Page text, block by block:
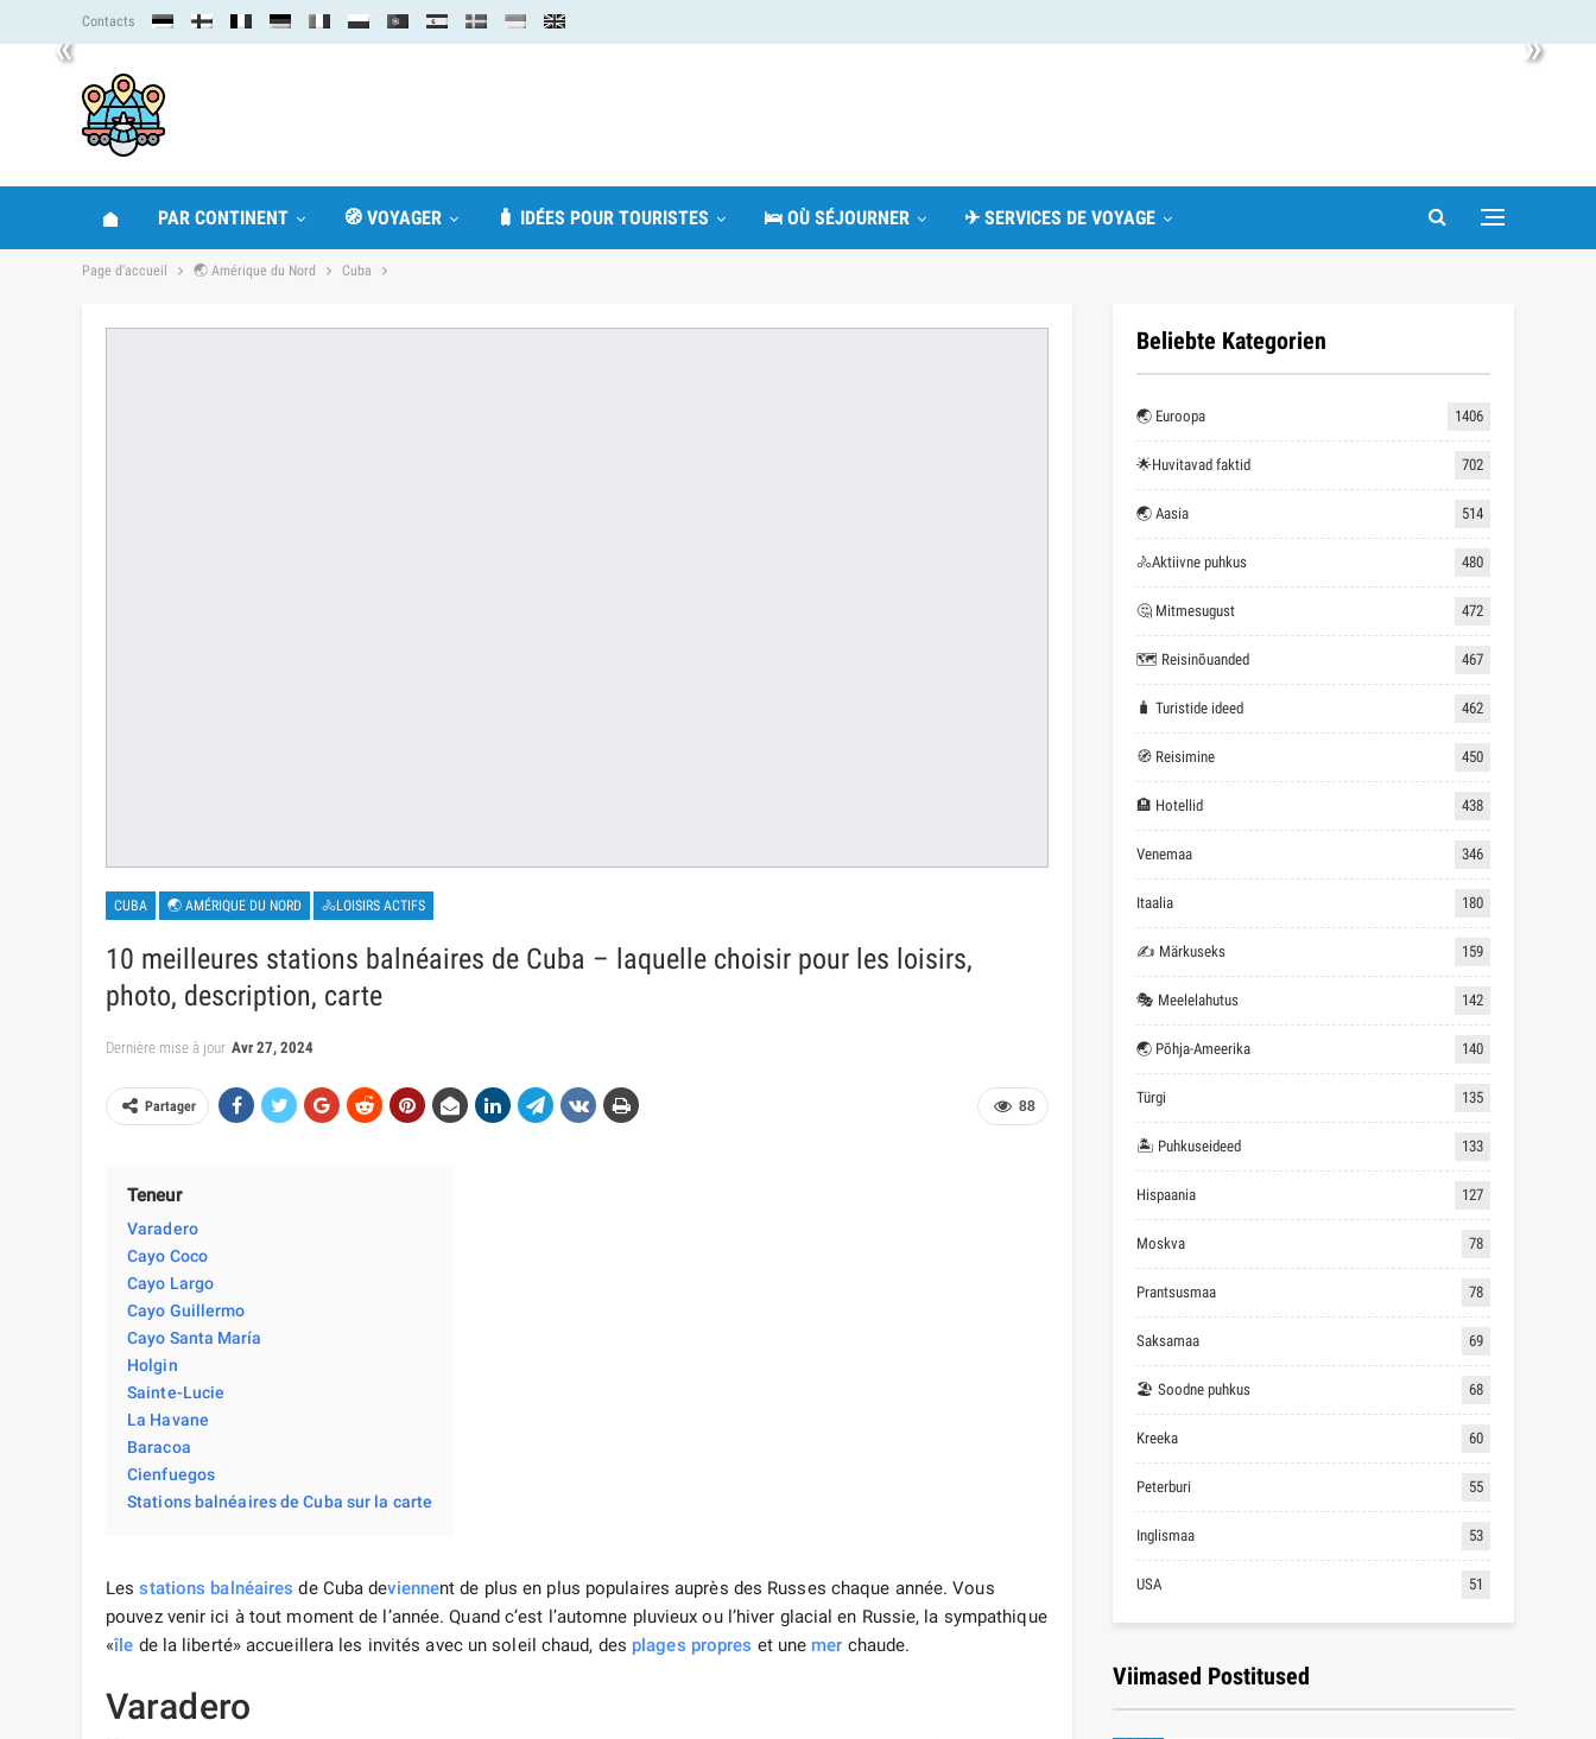
« »
Contacts
PAR CONTINENT 🧭 VOYAGER 🧳 IDÉES POUR TOURISTES 🛌 OÙ SÉJOURNER ✈ SERVICES DE VOYAGE
Page d'accueil 🌏 Amérique du Nord Cuba
CUBA 🌏 AMÉRIQUE DU NORD 🚴LOISIRS ACTIFS
10 meilleures stations balnéaires de Cuba – laquelle choisir pour les loisirs,
photo, description, carte
Dernière mise à jour Avr 27, 2024
88
Partager
Teneur
Varadero
Cayo Coco
Cayo Largo
Cayo Guillermo
Cayo Santa María
Holgin
Sainte-Lucie
La Havane
Baracoa
Cienfuegos
Stations balnéaires de Cuba sur la carte
Lesstations balnéaires de Cuba deviennent de plus en plus populaires auprès des Russes chaque année. Vous
pouvez venir ici à tout moment de l’année. Quand c’est l’automne pluvieux ou l’hiver glacial en Russie, la sympathique
«île de la liberté» accueillera les invités avec un soleil chaud, des plages propres et une mer chaude.
Varadero
Beliebte Kategorien
🌏 Euroopa 1406
🌟Huvitavad faktid 702
🌏 Aasia 514
🚴Aktiivne puhkus 480
🤔 Mitmesugust 472
🗺 Reisinõuanded 467
🧳 Turistide ideed 462
🧭 Reisimine 450
🏨 Hotellid 438
Venemaa 346
Itaalia 180
✍ Märkuseks 159
🎭 Meelelahutus 142
🌏 Põhja-Ameerika 140
Türgi 135
🏝 Puhkuseideed 133
Hispaania 127
Moskva 78
Prantsusmaa 78
Saksamaa 69
🏖 Soodne puhkus 68
Kreeka 60
Peterburi 55
Inglismaa 53
USA 51
Viimased Postitused